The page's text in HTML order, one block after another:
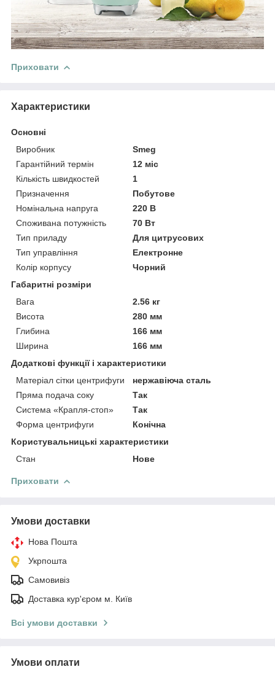
Приховати
Характеристики
Основні
Виробник
Smeg
Гарантійний термін
12 міс
Кількість швидкостей
1
Призначення
Побутове
Номінальна напруга
220 В
Споживана потужність
70 Вт
Тип приладу
Для цитрусових
Тип управління
Електронне
Колір корпусу
Чорний
Габаритні розміри
Вага
2.56 кг
Висота
280 мм
Глибина
166 мм
Ширина
166 мм
Додаткові функції і характеристики
Матеріал сітки центрифуги
нержавіюча сталь
Пряма подача соку
Так
Система «Крапля-стоп»
Так
Форма центрифуги
Конічна
Користувальницькі характеристики
Стан
Нове
Приховати
Умови доставки
Нова Пошта
Укрпошта
Самовивіз
Доставка кур'єром м. Київ
Всі умови доставки
Умови оплати